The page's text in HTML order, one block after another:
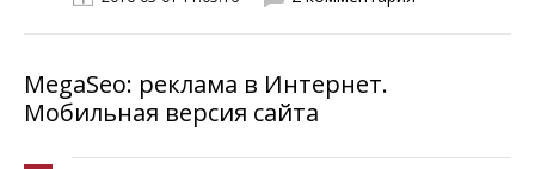
MegaSeo: реклама в Интернет.
Мобильная версия сайта